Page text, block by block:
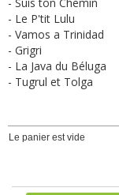
- Le P'tit Lulu
- Vamos a Trinidad
- Grigri
- La Java du Béluga
- Tugrul et Tolga
Le panier est vide